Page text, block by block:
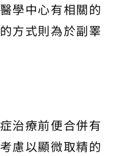
學中心有相關的
方式則為於副睪
治療前便合併有
慮以顯微取精的